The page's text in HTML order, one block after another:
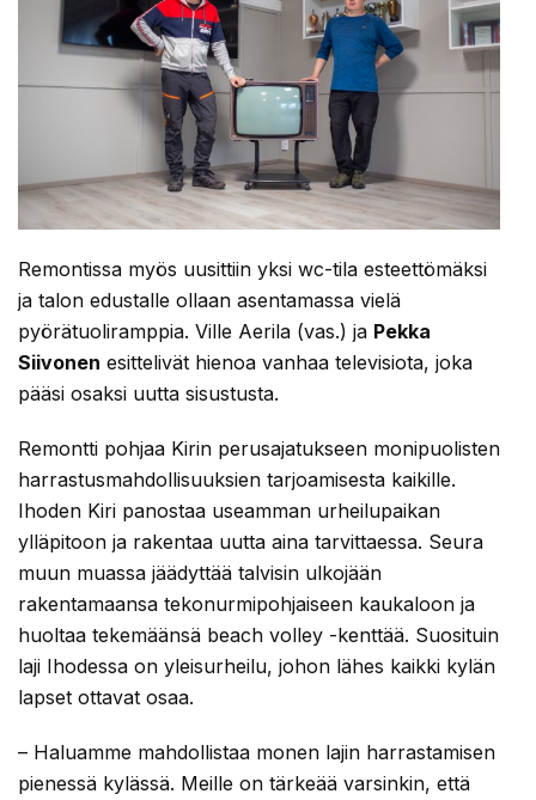
Remontissa myös uusittiin yksi wc-tila esteettömäksi
ja talon edustalle ollaan asentamassa vielä
pyörätuoliramppia. Ville Aerila (vas.) ja Pekka
Siivonen esittelivät hienoa vanhaa televisiota, joka
pääsi osaksi uutta sisustusta.
Remontti pohjaa Kirin perusajatukseen monipuolisten
harrastusmahdollisuuksien tarjoamisesta kaikille.
Ihoden Kiri panostaa useamman urheilupaikan
ylläpitoon ja rakentaa uutta aina tarvittaessa. Seura
muun muassa jäädyttää talvisin ulkojään
rakentamaansa tekonurmipohjaiseen kaukaloon ja
huoltaa tekemäänsä beach volley -kenttää. Suosituin
laji Ihodessa on yleisurheilu, johon lähes kaikki kylän
lapset ottavat osaa.
– Haluamme mahdollistaa monen lajin harrastamisen
pienessä kylässä. Meille on tärkeää varsinkin, että